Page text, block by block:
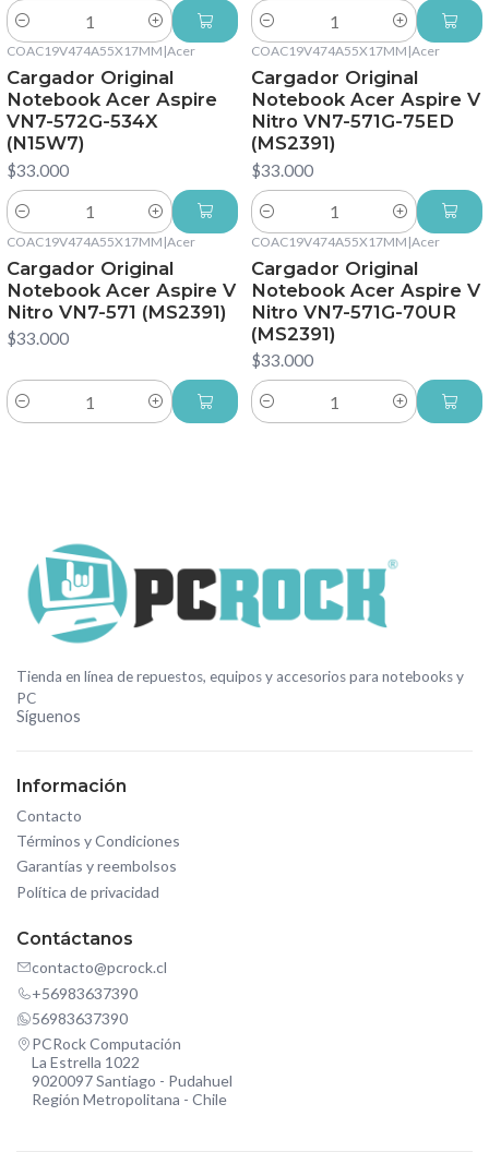
Cantidad Cantidad
COAC19V474A55X17MM |Acer
Cargador Original
Notebook Acer Aspire
VN7-572G-534X
(N15W7)
$33.000
Cantidad
COAC19V474A55X17MM |Acer
Cargador Original
Notebook Acer Aspire V
Nitro VN7-571G-75ED
(MS2391)
$33.000
Cantidad
COAC19V474A55X17MM |Acer
Cargador Original
Notebook Acer Aspire V
Nitro VN7-571 (MS2391)
$33.000
Cantidad
COAC19V474A55X17MM |Acer
Cargador Original
Notebook Acer Aspire V
Nitro VN7-571G-70UR
(MS2391)
$33.000
Cantidad
Tienda en línea de repuestos, equipos y accesorios para notebooks y
PC
Síguenos
Información
Contacto
Términos y Condiciones
Garantías y reembolsos
Política de privacidad
Contáctanos
contacto@pcrock.cl
+56983637390
56983637390
PCRock Computación
La Estrella 1022
9020097 Santiago - Pudahuel
Región Metropolitana - Chile